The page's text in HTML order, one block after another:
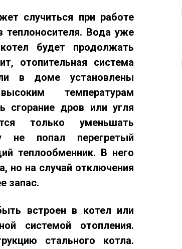
случиться при работе
теплоносителя. Вода уже
будет продолжать
отопительная система
в доме установлены
температурам
сгорание дров или угля
только уменьшать
не попал перегретый
теплообменник. В него
но на случай отключения
запас.
встроен в котел или
системой отопления.
стального котла.